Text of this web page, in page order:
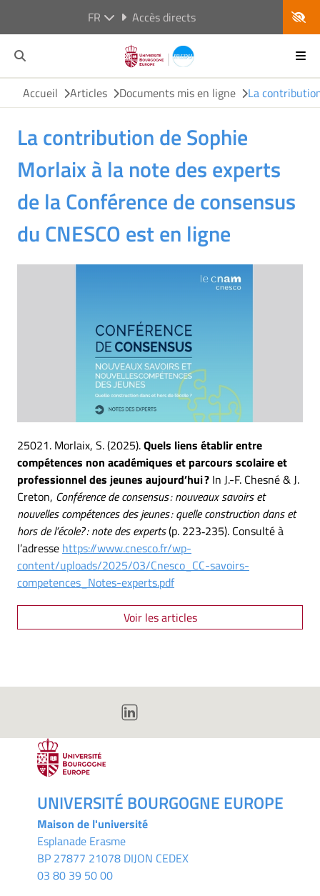
FR Accès directs
Accueil Articles Documents mis en ligne La
La contribution de Sophie
Morlaix à la note des experts
de la Conférence de consensus
du CNESCO est en ligne
25021. Morlaix, S. (2025).Quels liens établir entre
compétences non académiques et parcours scolaire et
professionnel des jeunes aujourd’hui ? In J.-F. Chesné & J.
Creton, Conférence de consensus : nouveaux savoirs et
nouvelles compétences des jeunes : quelle construction dans et
hors de l’école? : note des experts(p. 223‑235). Consulté à
l’adresse https://www.cnesco.fr/wp-
content/uploads/2025/03/Cnesco_CC-savoirs-
competences_Notes-experts.pdf
Voir les articles
UNIVERSITÉ BOURGOGNE EUROPE
Maison de l'université
Esplanade Erasme
BP 27877 21078 DIJON CEDEX
03 80 39 50 00